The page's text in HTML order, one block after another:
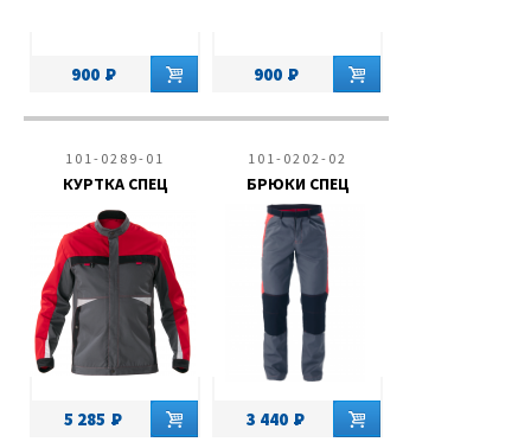
900 900
101-0289-01
КУРТКА СПЕЦ
5 285
101-0202-02
БРЮКИ СПЕЦ
3 440